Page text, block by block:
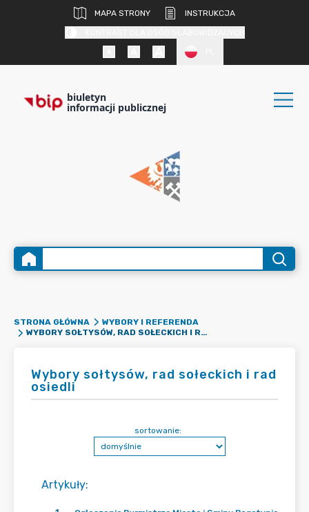
MAPA STRONY
INSTRUKCJA
biuletyn
informacji publicznej
STRONA GŁÓWNA
WYBORY I REFERENDA
WYBORY SOŁTYSÓW, RAD SOŁECKICH I RAD OSIEDLI
Wybory sołtysów, rad sołeckich i rad
osiedli
Artykuły:
sortowanie: